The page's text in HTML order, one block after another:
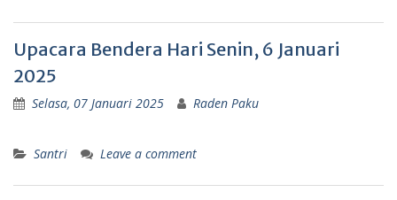
Upacara Bendera Hari Senin, 6 Januari
2025
Selasa, 07 Januari 2025 Raden Paku
Santri Leave a comment